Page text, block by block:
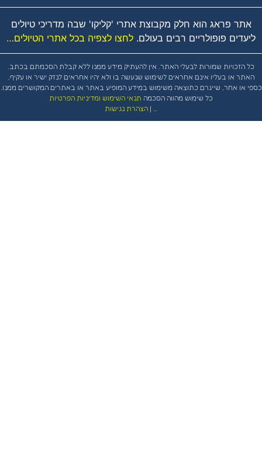
פראג הוא חלק מקבוצת אתרי 'קליקו' שבה מדריכי טיולים
פופולריים רבים בעולם. לחצו לצפיה בכל אתרי הטיולים…
שמורות לבעלי האתר. אין להעתיק מידע ממנו ללא קבלת הסכמתם בכתב.
או בעליו אינם אחראים לשימוש שנעשה בו ולא יהיו אחראים לנזק ישיר או עקיף,
אחר, שייגרם כתוצאה משימוש במידע המופיע באתר או באתרים המקושרים ממנו.
כל שימוש מהווה הסכמה תנאי השימוש ומדיניות הפרטיות
הצהרת נגישות